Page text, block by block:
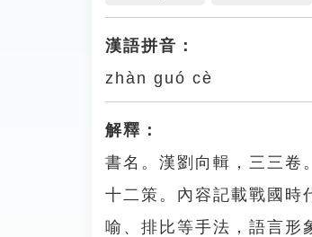
漢語拼音：
zhàn guó cè
解釋：
書名。漢劉向輯，三三卷
十二策。內容記載戰國時
喻、排比等手法，語言形